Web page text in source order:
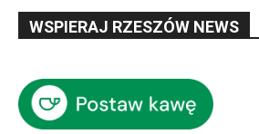
WSPIERAJ RZESZÓW NEWS